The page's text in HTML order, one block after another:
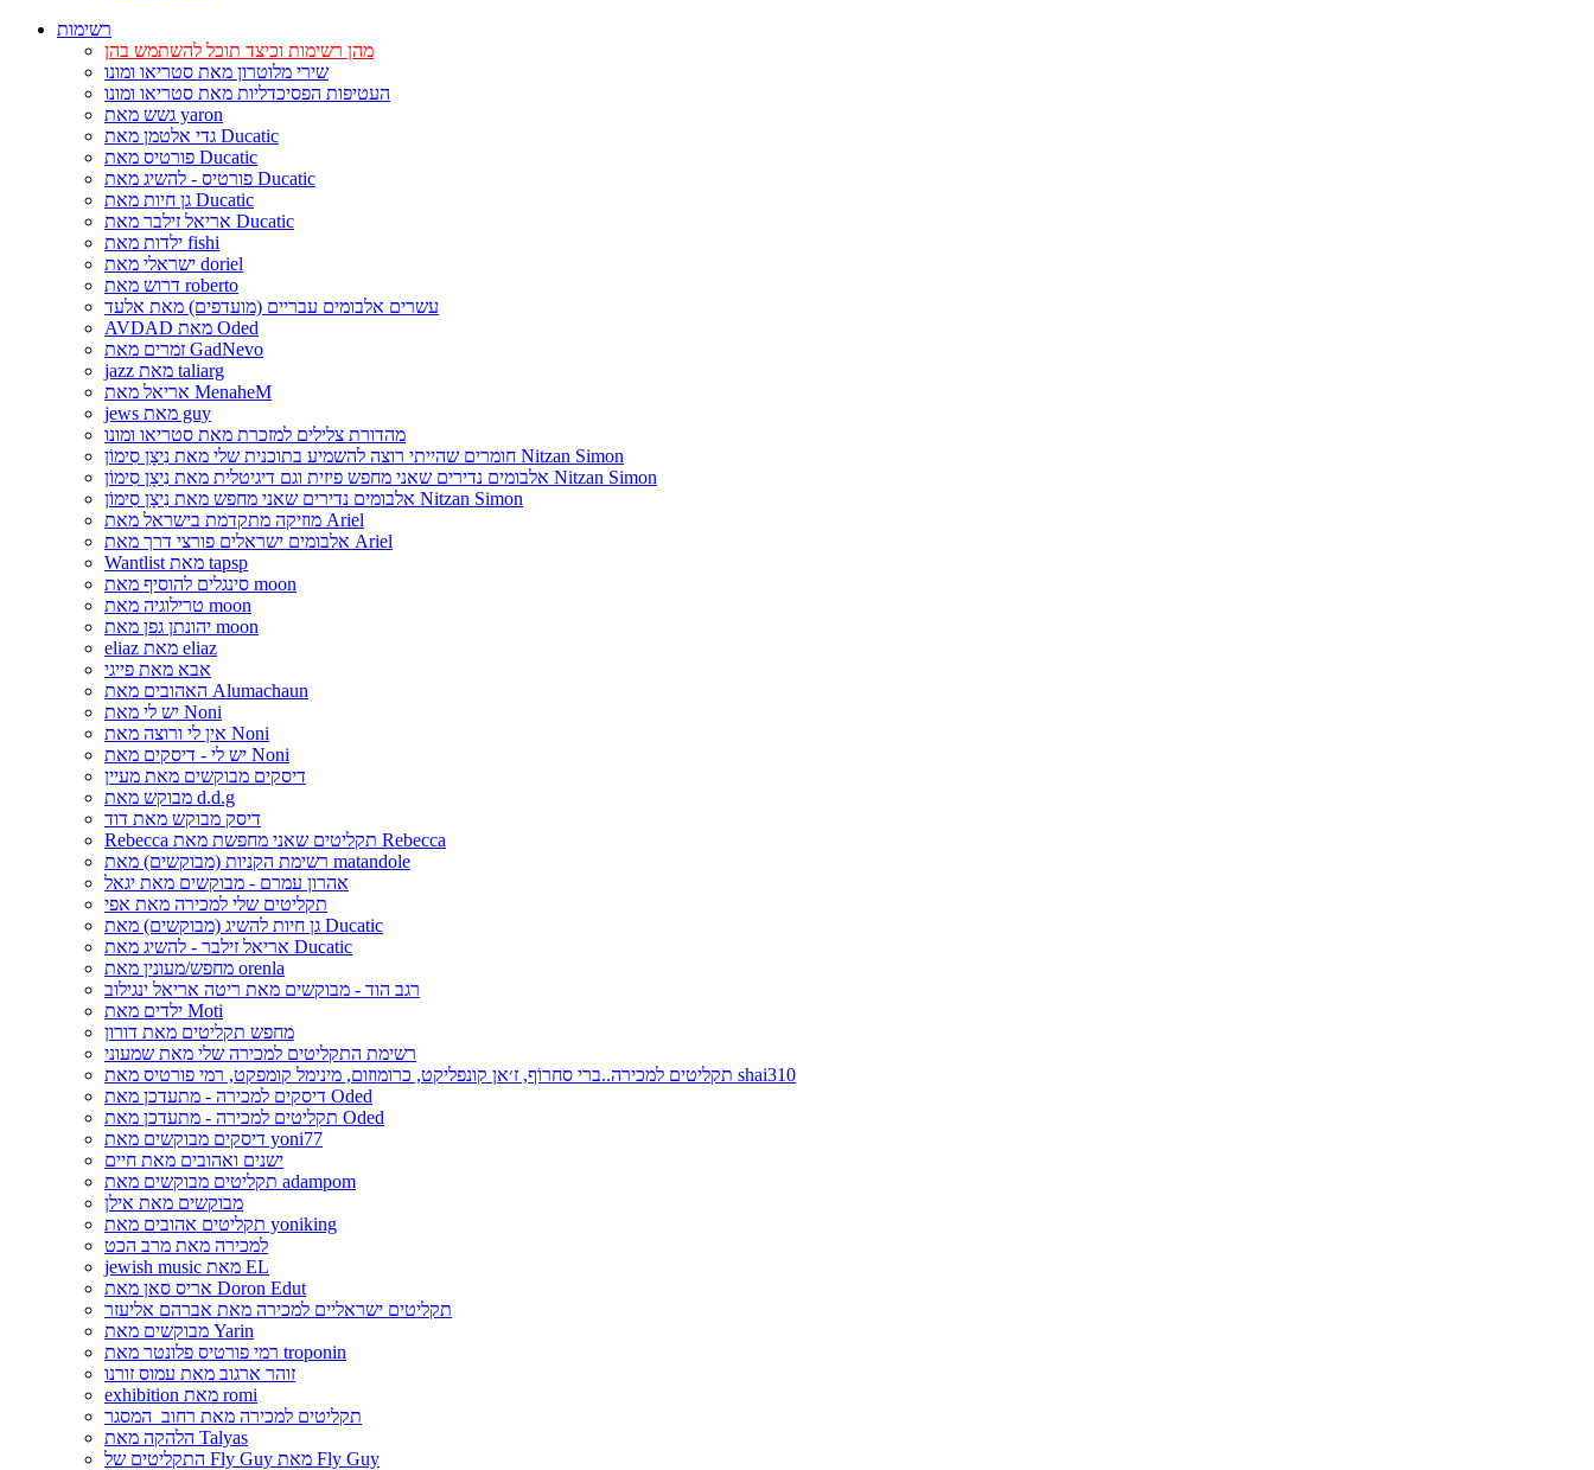
רשימות
מהן רשימות וכיצד תוכל להשתמש בהן
שירי מלוטרון מאת סטריאו ומונו
העטיפות הפסיכדליות מאת סטריאו ומונו
גשש מאת yaron
גדי אלטמן מאת Ducatic
פורטיס מאת Ducatic
פורטיס - להשיג מאת Ducatic
גן חיות מאת Ducatic
אריאל זילבר מאת Ducatic
ילדות מאת fishi
ישראלי מאת doriel
דרוש מאת roberto
עשרים אלבומים עבריים (מועדפים) מאת אלעד
AVDAD מאת Oded
זמרים מאת GadNevo
jazz מאת taliarg
אריאל מאת MenaheM
jews מאת guy
מהדורת צלילים למזכרת מאת סטריאו ומונו
חומרים שהייתי רוצה להשמיע בתוכנית שלי מאת נִיצָן סִימוֹן Nitzan Simon
אלבומים נדירים שאני מחפש פיזית וגם דיגיטלית מאת נִיצָן סִימוֹן Nitzan Simon
אלבומים נדירים שאני מחפש מאת נִיצָן סִימוֹן Nitzan Simon
מוזיקה מתקדמת בישראל מאת Ariel
אלבומים ישראלים פורצי דרך מאת Ariel
Wantlist מאת tapsp
סינגלים להוסיף מאת moon
טרילוגיה מאת moon
יהונתן גפן מאת moon
eliaz מאת eliaz
אבא מאת פייגי
האהובים מאת Alumachaun
יש לי מאת Noni
אין לי ורוצה מאת Noni
יש לי - דיסקים מאת Noni
דיסקים מבוקשים מאת מעיין
מבוקש מאת d.d.g
דיסק מבוקש מאת דוד
Rebecca תקליטים שאני מחפשת מאת Rebecca
רשימת הקניות (מבוקשים) מאת matandole
אהרון עמרם - מבוקשים מאת יגאל
תקליטים שלי למכירה מאת אפי
גן חיות להשיג (מבוקשים) מאת Ducatic
אריאל זילבר - להשיג מאת Ducatic
מחפש/מעונין מאת orenla
רגב הוד - מבוקשים מאת ריטה אריאל ינגילוב
ילדים מאת Moti
מחפש תקליטים מאת דורון
רשימת התקליטים למכירה שלי מאת שמעוני
תקליטים למכירה..ברי סחרוֹף, ז׳אן קונפליקט, כרומוזום, מינימל קומפקט, רמי פורטיס מאת shai310
דיסקים למכירה - מתעדכן מאת Oded
תקליטים למכירה - מתעדכן מאת Oded
דיסקים מבוקשים מאת yoni77
ישנים ואהובים מאת חיים
תקליטים מבוקשים מאת adampom
מבוקשים מאת אילן
תקליטים אהובים מאת yoniking
למכירה מאת מרב הכט
jewish music מאת EL
אריס סאן מאת Doron Edut
תקליטים ישראליים למכירה מאת אברהם אליעזר
מבוקשים מאת Yarin
רמי פורטיס פלונטר מאת troponin
זוהר ארגוב מאת עמוס זורנו
exhibition מאת romi
תקליטים למכירה מאת רחוב_המסגר
הלהקה מאת Talyas
התקליטים של Fly Guy מאת Fly Guy